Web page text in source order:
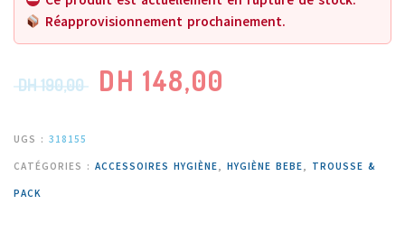
Réapprovisionnement prochainement.
DH190,00 DH 148,00
UGS : 318155
CATÉGORIES : ACCESSOIRES HYGIÈNE, HYGIÈNE BEBE, TROUSSE &
PACK